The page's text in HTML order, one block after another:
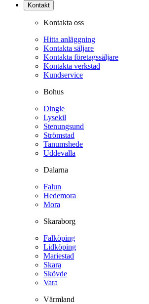
Kontakt
Kontakta oss
Hitta anläggning
Kontakta säljare
Kontakta företagssäljare
Kontakta verkstad
Kundservice
Bohus
Dingle
Lysekil
Stenungsund
Strömstad
Tanumshede
Uddevalla
Dalarna
Falun
Hedemora
Mora
Skaraborg
Falköping
Lidköping
Mariestad
Skara
Skövde
Vara
Värmland